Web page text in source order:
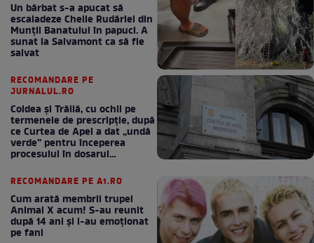
Un bărbat s-a apucat să
escaladeze Cheile Rudăriei din
Munții Banatului în papuci. A
sunat la Salvamont ca să fie
salvat
RECOMANDARE PE
JURNALUL.RO
Coldea și Trăilă, cu ochii pe
termenele de prescripție, după
ce Curtea de Apel a dat „undă
verde” pentru începerea
procesului în dosarul
RECOMANDARE PE A1.RO
Cum arată membrii trupei
Animal X acum! S-au reunit
după 14 ani și i-au emoționat
pe fani